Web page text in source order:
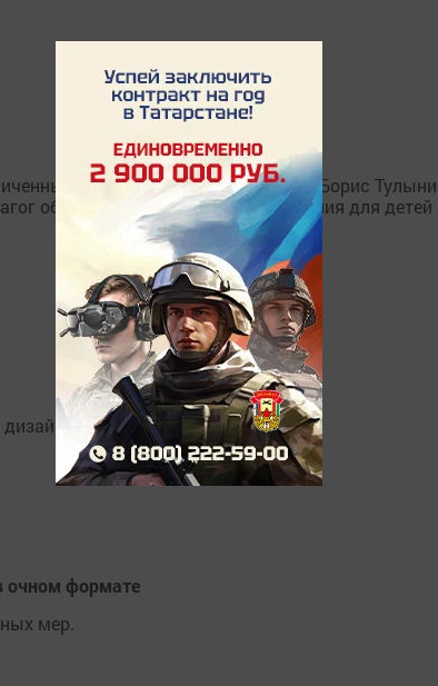
возможностями здоровья Борис
общеобразовательного учреждения для детей
очном формате
мер.